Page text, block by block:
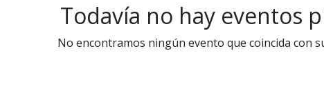
Todavía no hay eventos
No encontramos ningún evento que coincida con